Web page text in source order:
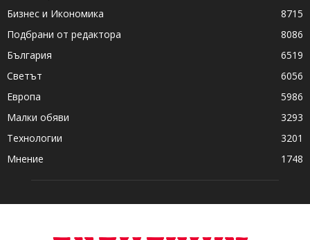
Бизнес и Икономика
8715
Подбрани от редактора
8086
България
6519
Светът
6056
Европа
5986
Малки обяви
3293
Технологии
3201
Мнение
1748